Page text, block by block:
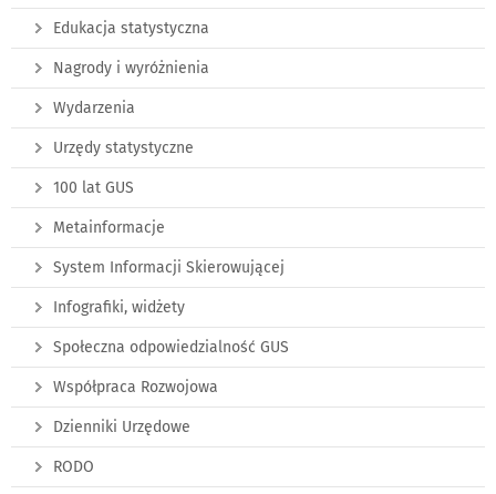
Edukacja statystyczna
Nagrody i wyróżnienia
Wydarzenia
Urzędy statystyczne
100 lat GUS
Metainformacje
System Informacji Skierowującej
Infografiki, widżety
Społeczna odpowiedzialność GUS
Współpraca Rozwojowa
Dzienniki Urzędowe
RODO